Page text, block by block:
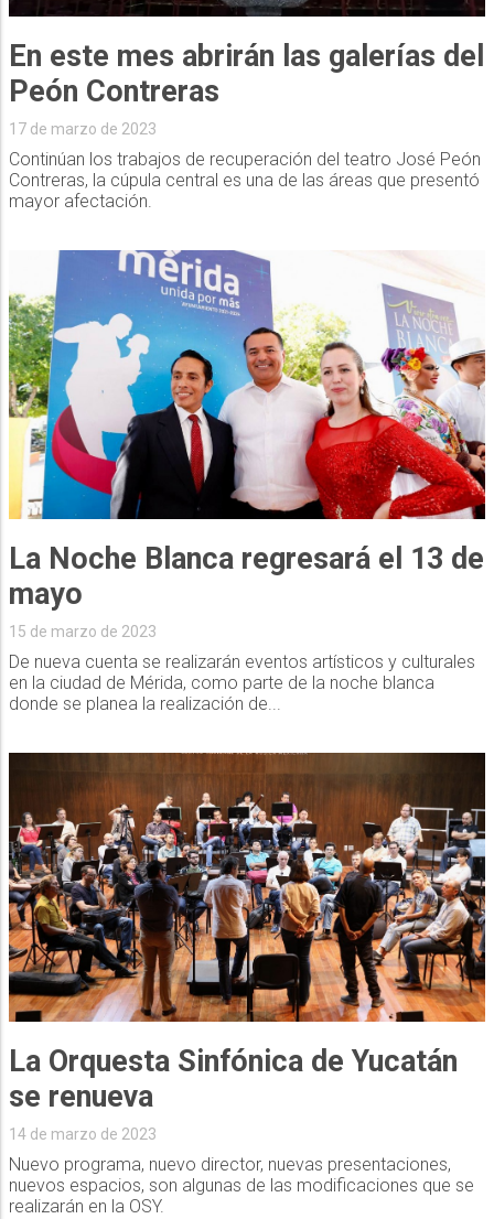
En este mes abrirán las galerías del
Peón Contreras
17 de marzo de 2023
Continúan los trabajos de recuperación del teatro José Peón
Contreras, la cúpula central es una de las áreas que presentó
mayor afectación.
La Noche Blanca regresará el 13 de
mayo
15 de marzo de 2023
De nueva cuenta se realizarán eventos artísticos y culturales
en la ciudad de Mérida, como parte de la noche blanca
donde se planea la realización de...
La Orquesta Sinfónica de Yucatán
se renueva
14 de marzo de 2023
Nuevo programa, nuevo director, nuevas presentaciones,
nuevos espacios, son algunas de las modificaciones que se
realizarán en la OSY.